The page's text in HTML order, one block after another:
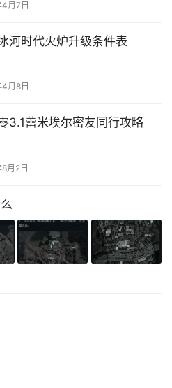
月7日
河时代火炉升级条件表
月8日
3.1蕾米埃尔密友同行攻略
月2日